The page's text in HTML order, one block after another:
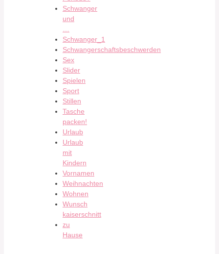
Schwanger
und
Schwanger_1
Schwangerschaftsbeschwerden
Sex
Slider
Spielen
Sport
Stillen
Tasche
packen!
Urlaub
Urlaub
mit
Kindern
Vornamen
Weihnachten
Wohnen
Wunsch
kaiserschnitt
zu
Hause